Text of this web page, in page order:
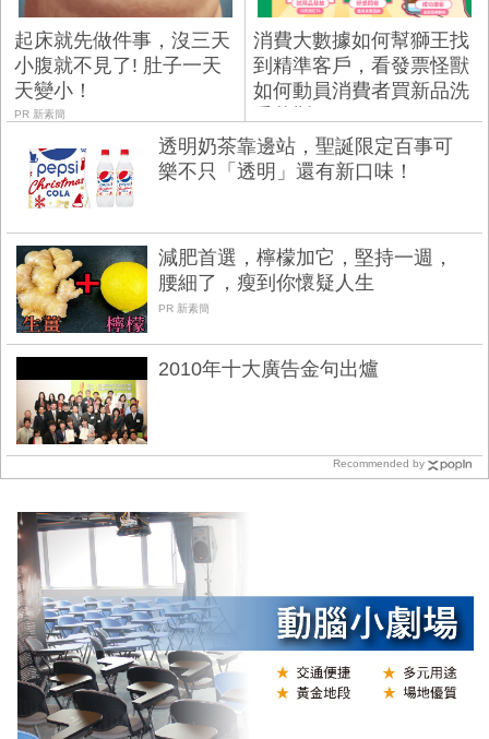
起床就先做件事，沒三天
小腹就不見了! 肚子一天
天變小！
PR 新素簡
消費大數據如何幫獅王找
到精準客戶，看發票怪獸
如何動員消費者買新品洗
手慕斯
透明奶茶靠邊站，聖誕限定百事可
樂不只「透明」還有新口味！
減肥首選，檸檬加它，堅持一週，
腰細了，瘦到你懷疑人生
PR 新素簡
2010年十大廣告金句出爐
Recommended by